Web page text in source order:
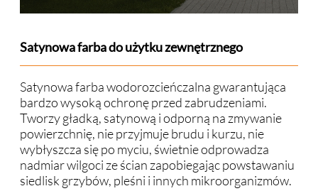
Satynowa farba do użytku zewnętrznego
Satynowa farba wodorozcieńczalna gwarantująca
bardzo wysoką ochronę przed zabrudzeniami.
Tworzy gładką, satynową i odporną na zmywanie
powierzchnię, nie przyjmuje brudu i kurzu, nie
wybłyszcza się po myciu, świetnie odprowadza
nadmiar wilgoci ze ścian zapobiegając powstawaniu
siedlisk grzybów, pleśni i innych mikroorganizmów.